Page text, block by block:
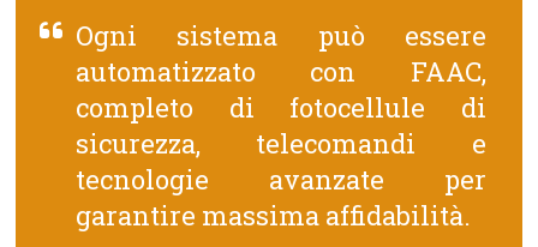
Ogni sistema può essere
automatizzato con FAAC,
completo di fotocellule di
sicurezza, telecomandi e
tecnologie avanzate per
garantire massima affidabilità.